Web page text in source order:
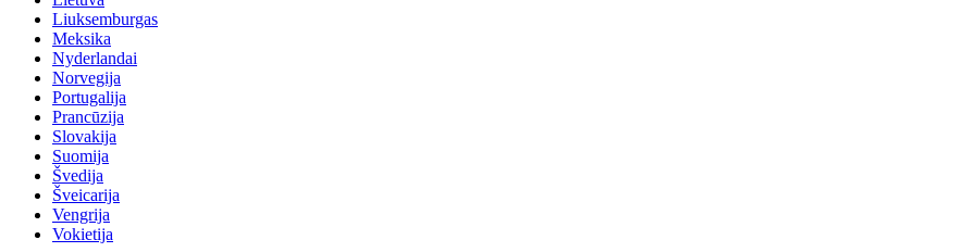
Liuksemburgas
Meksika
Nyderlandai
Norvegija
Portugalija
Prancūzija
Slovakija
Suomija
Švedija
Šveicarija
Vengrija
Vokietija